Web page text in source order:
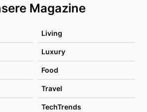
Magazine
Living
Luxury
Food
Travel
TechTrends